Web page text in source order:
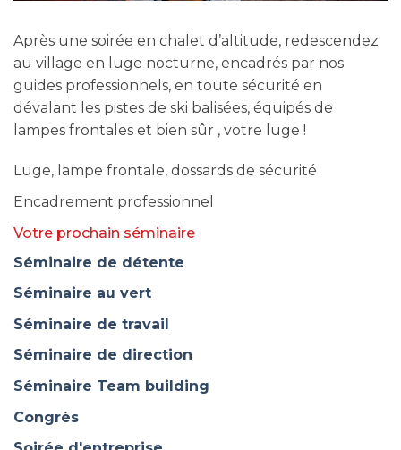
Après une soirée en chalet d’altitude, redescendez
au village en luge nocturne, encadrés par nos
guides professionnels, en toute sécurité en
dévalant les pistes de ski balisées, équipés de
lampes frontales et bien sûr , votre luge !
Luge, lampe frontale, dossards de sécurité
Encadrement professionnel
Votre prochain séminaire
Séminaire de détente
Séminaire au vert
Séminaire de travail
Séminaire de direction
Séminaire Team building
Congrès